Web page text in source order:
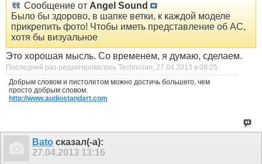
Сообщение от Angel Sound
Было бы здорово, в шапке ветки, к каждой моделе
прикрепить фото! Чтобы иметь представление об АС,
хотя бы визуальное
Это хорошая мысль. Со временем, я думаю, сделаем.
Последний раз редактировалось Technician; 27.04.2013 в 08:25.
Добрым словом и пистолетом можно достичь большего, чем
просто добрым словом.
http://www.audiostandart.com
Bato сказал(-а):
27.04.2013 13:16